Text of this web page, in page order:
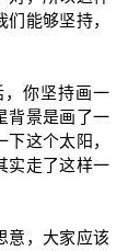
能够坚持，
你坚持画一
背景是画了一
这个太阳，
实走了这样一
意，大家应该